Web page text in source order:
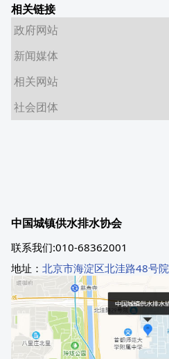
相关链接
中国城镇供水排水协会
联系我们:010-68362001
地址： 北京市海淀区北洼路48号院